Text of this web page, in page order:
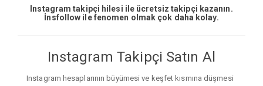
Instagram takipçi hilesi ile ücretsiz takipçi kazanın.
İnsfollow ile fenomen olmak çok daha kolay.
Instagram Takipçi Satın Al
Instagram hesaplarının büyümesi ve keşfet kısmına düşmesi